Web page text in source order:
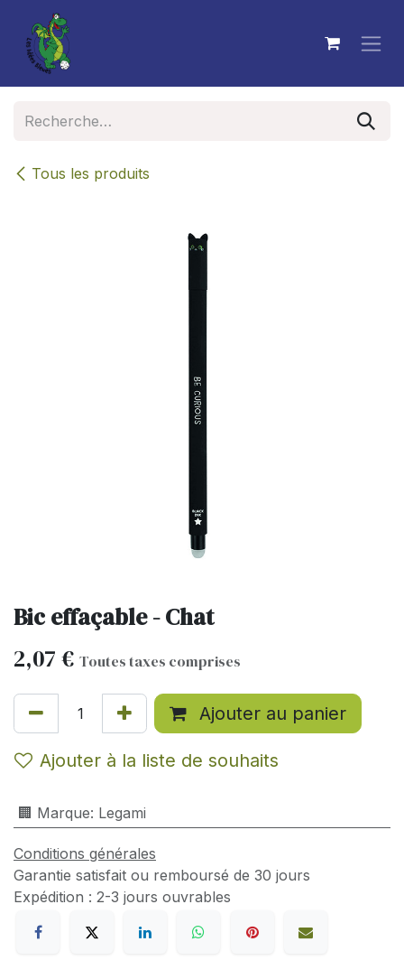
Se rendre au contenu
Tous les produits
Bic effaçable - Chat
2,07 € Toutes taxes comprises
Ajouter au panier
Ajouter à la liste de souhaits
🏢 Marque: Legami
Conditions générales
Garantie satisfait ou remboursé de 30 jours
Expédition : 2-3 jours ouvrables